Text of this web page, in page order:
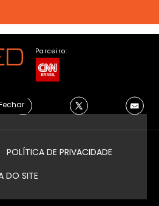
Parceiro:
POLÍTICA DE PRIVACIDADE
DO SITE